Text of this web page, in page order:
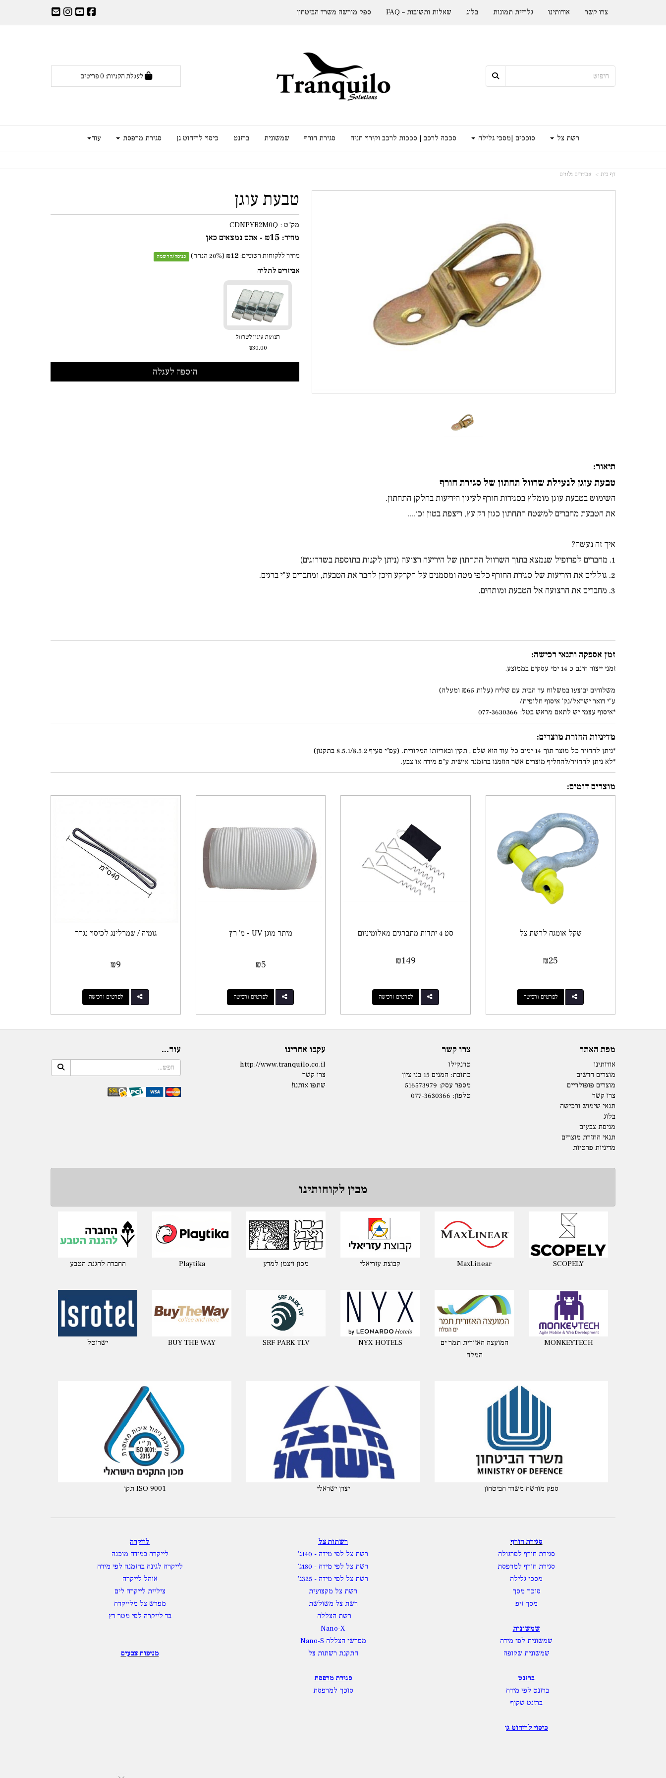
0פריטים
רשת צל סוככים |מסכי גלילה סככה לרכב | סככות לרכב וקירוי חניה סגירת חורף שמשונית ברזנט כיסוי לריהוט גן סגירת מרפסת עוד
צרו קשר אודותינו גלריית תמונות בלוג שאלות ותשובות – FAQ ספק מורשה משרד הביטחון
דף בית אביזרים נלווים
טבעת עוגן
מק"ט : CDNPYB2M0Q
מחיר: ₪15 - אתם נמצאים כאן
מחיר ללקוחות רשומים: ₪12
(
20% הנחה) כניסה/הרשמה
אביזרים לתליה
רצועת עיגון לשרוול
₪30.00
תיאור:
טבעת עוגן לנעילת שרוול תחתון של סגירת חורף
השימוש בטבעת עוגן מומלץ בסגירות חורף לעיגון היריעות בחלקן התחתון.
את הטבעת מחברים למשטח התחתון כגון דק עץ, ריצפת בטון וכו....
איך זה נעשה?
1. מחברים לפרופיל שנמצא בתוך השרוול התחתון של היריעה רצועה (ניתן לקנות בתוספת בשדרוגים)
2. גוללים את היריעות של סגירת החורף כלפי מטה ומסמנים על הקרקע היכן לחבר את הטבעת, ומחברים ע"י ברגים.
3. מחברים את הרצועה אל הטבעת ומותחים.
זמן אספקה ותנאי רכישה:
זמני ייצור הינם כ 14 ימי עסקים בממוצע.
משלוחים יבוצעו במשלוח עד הבית עם שליח (עלות ₪65 ומעלה)
ע"י דואר ישראל/נק' איסוף חלופית/
*איסוף עצמי יש לתאם מראש בטל: 077-3630366
מדיניות החזרת מוצרים:
*ניתן להחזיר כל מוצר תוך 14 ימים כל עוד הוא שלם , תקין ובאריזתו המקורית. (עפ"י סעיף 8.5.1/8.5.2 בתקנון)
*לא ניתן להחזיר/להחליף מוצרים אשר הוזמנו בהזמנה אישית ע"פ מידה או צבע.
מוצרים דומים:
שקל אומגה לרשת צל
₪25
לפרטים ורכישה
סט 4 יתדות מתברגים מאלומיניום
₪149
לפרטים ורכישה
מיתר מוגן UV - מ' רץ
₪5
לפרטים ורכישה
גומיה / שמרלינג לכיסוי נגרר
₪9
לפרטים ורכישה
מפת האתר
אודותינו
מוצרים חדשים
מוצרים פופולריים
צרו קשר
תנאי שימוש ורכישה
בלוג
מניפת צבעים
תנאי החזרת מוצרים
מדיניות פרטיות
צרו קשר
טרנקילו
כתובת: המנים 15 בני ציון
מספר עסק: 516573979
טלפון: 077-3630366
עקבו אחרינו
http://www.tranquilo.co.il
צרו קשר
שתפו אותנו!
עוד...
מבין לקוחותינו
החברה להגנת הטבע Playtika מכון ויצמן למדע קבוצת עזריאלי MaxLinear SCOPELY
ישרוטל BUY THE WAY SRF PARK TLV NYX HOTELS
המועצה האזורית תמר ים
המלח
MONKEYTECH
תקן ISO 9001 יצרן ישראלי ספק מורשה משרד הביטחון
סגירת חורף
סגירת חורף לפרגולה
סגירת חורף למרפסת
מסכי גלילה
סוכך מסך
מסך זיפ
שמשונית
שמשונית לפי מידה
שמשונית שקופה
ברזנט
ברזנט לפי מידה
ברזנט שקוף
כיסוי לריהוט גן
רשתות צל
רשת צל לפי מידה - 140ג'
רשת צל לפי מידה - 180ג'
רשת צל לפי מידה - 325ג'
רשת צל מקצועית
רשת צל משולשת
רשת הצללה
Nano-X
מפרשי הצללה Nano-S
התקנת רשתות צל
סגירת מרפסת
סוכך למרפסת
לייקרה
לייקרה במידה מוכנה
לייקרה לגינה בהזמנה לפי מידה
אוהל לייקרה
ציליית לייקרה לים
מפרש צל מלייקרה
בד לייקרה לפי מטר רץ
מניפות צבעים